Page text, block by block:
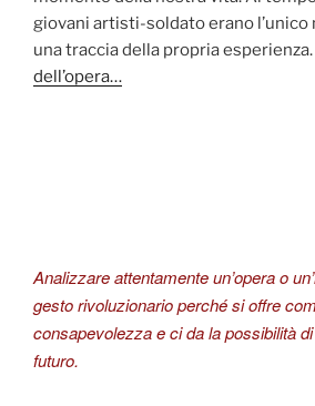
giovani artisti-soldato erano l’unico
una traccia della propria esperienza.
dell’opera…
Analizzare attentamente un’opera o
gesto rivoluzionario perché si offre
consapevolezza e ci da la possibilità
futuro.